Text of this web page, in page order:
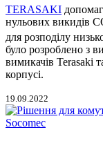
TERASAKI
нульових викидів
для розподілу
було розроблено з
вимикачів Terasaki
корпусі.
19.09.2022